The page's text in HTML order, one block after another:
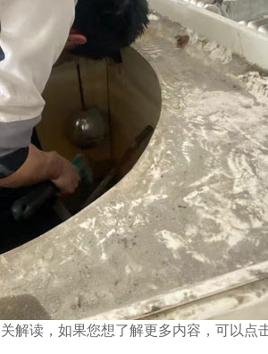
解读，如果您想了解更多内容，可以点